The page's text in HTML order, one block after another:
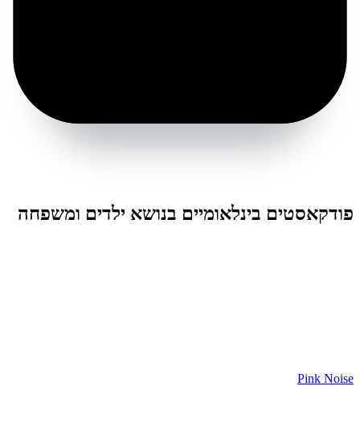
פודקאסטים בינלאומיים בנושא ילדים ומשפחה
Pink Noise